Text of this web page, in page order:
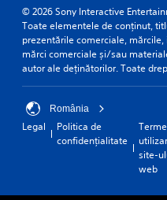
© 2026 Sony Interactive
Toate elementele de conținut,
prezentările comerciale,
mărci comerciale și/sau
autor ale deținătorilor. Toate
România
Legal
Politica de
confidențialitate
site-
web